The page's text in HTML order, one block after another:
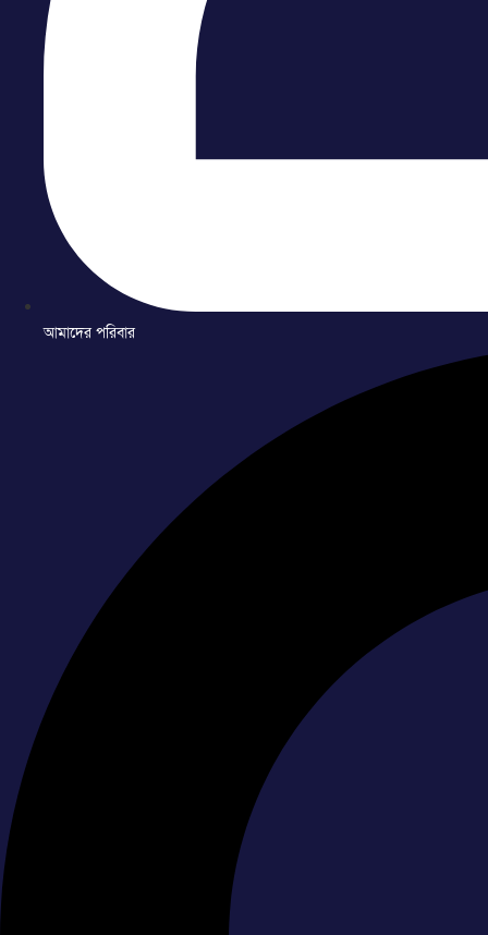
আমাদের পরিবার